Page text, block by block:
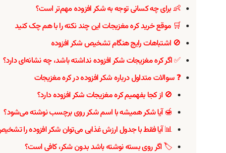
👶 برای چه کسانی توجه به شکر افزوده مهم‌تر است؟
🛒 موقع خرید کره مغزیجات این چند نکته را با هم چک کنید
🚫 اشتباهات رایج هنگام تشخیص شکر افزوده
✅ اگر کره مغزیجات شکر افزوده نداشته باشد، چه نشانه‌ای دارد؟
❓ سوالات متداول درباره شکر افزوده در کره مغزیجات
🚫 از کجا بفهمیم کره مغزیجات شکر افزوده دارد؟
🍯 آیا شکر همیشه با اسم شکر روی برچسب نوشته می‌شود؟
📊 آیا فقط با جدول ارزش غذایی می‌توان شکر افزوده را
🏷️ اگر روی بسته نوشته باشد بدون شکر، کافی است؟